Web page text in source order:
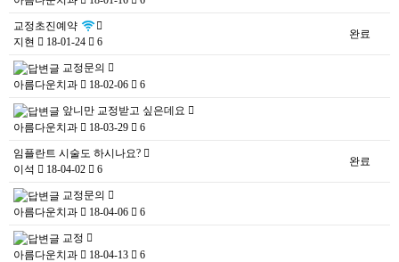
교정초진예약
지현
18-01-24 6
완료
교정문의
아름다운치과
18-02-06 6
앞니만 교정받고 싶은데요
아름다운치과
18-03-29 6
임플란트 시술도 하시나요?
이석
18-04-02 6
완료
교정문의
아름다운치과
18-04-06 6
교정
아름다운치과
18-04-13 6